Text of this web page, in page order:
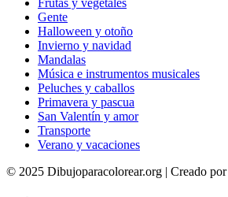
Gente
Halloween y otoño
Invierno y navidad
Mandalas
Música e instrumentos musicales
Peluches y caballos
Primavera y pascua
San Valentín y amor
Transporte
Verano y vacaciones
© 2025 Dibujoparacolorear.org | Creado por